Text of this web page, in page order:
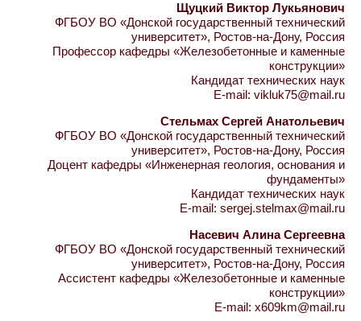
Щуцкий Виктор Лукьянович
ФГБОУ ВО «Донской государственный технический
университет», Ростов-на-Дону, Россия
Профессор кафедры «Железобетонные и каменные
конструкции»
Кандидат технических наук
E-mail: vikluk75@mail.ru
Стельмах Сергей Анатольевич
ФГБОУ ВО «Донской государственный технический
университет», Ростов-на-Дону, Россия
Доцент кафедры «Инженерная геология, основания и
фундаменты»
Кандидат технических наук
E-mail: sergej.stelmax@mail.ru
Насевич Алина Сергеевна
ФГБОУ ВО «Донской государственный технический
университет», Ростов-на-Дону, Россия
Ассистент кафедры «Железобетонные и каменные
конструкции»
E-mail: x609km@mail.ru